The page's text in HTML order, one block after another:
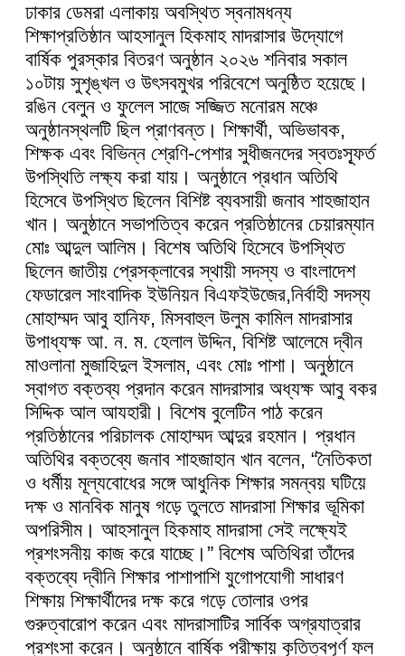
ঢাকার ডেমরা এলাকায় অবস্থিত স্বনামধন্য
শিক্ষাপ্রতিষ্ঠান আহসানুল হিকমাহ মাদরাসার উদ্যোগে
বার্ষিক পুরস্কার বিতরণ অনুষ্ঠান ২০২৬ শনিবার সকাল
১০টায় সুশৃঙ্খল ও উৎসবমুখর পরিবেশে অনুষ্ঠিত হয়েছে।
রঙিন বেলুন ও ফুলেল সাজে সজ্জিত মনোরম মঞ্চে
অনুষ্ঠানস্থলটি ছিল প্রাণবন্ত। শিক্ষার্থী, অভিভাবক,
শিক্ষক এবং বিভিন্ন শ্রেণি-পেশার সুধীজনদের স্বতঃস্ফূর্ত
উপস্থিতি লক্ষ্য করা যায়। অনুষ্ঠানে প্রধান অতিথি
হিসেবে উপস্থিত ছিলেন বিশিষ্ট ব্যবসায়ী জনাব শাহজাহান
খান। অনুষ্ঠানে সভাপতিত্ব করেন প্রতিষ্ঠানের চেয়ারম্যান
মোঃ আব্দুল আলিম। বিশেষ অতিথি হিসেবে উপস্থিত
ছিলেন জাতীয় প্রেসক্লাবের স্থায়ী সদস্য ও বাংলাদেশ
ফেডারেল সাংবাদিক ইউনিয়ন বিএফইউজের,নির্বাহী সদস্য
মোহাম্মদ আবু হানিফ, মিসবাহুল উলুম কামিল মাদরাসার
উপাধ্যক্ষ আ. ন. ম. হেলাল উদ্দিন, বিশিষ্ট আলেমে দ্বীন
মাওলানা মুজাহিদুল ইসলাম, এবং মোঃ পাশা। অনুষ্ঠানে
স্বাগত বক্তব্য প্রদান করেন মাদরাসার অধ্যক্ষ আবু বকর
সিদ্দিক আল আযহারী। বিশেষ বুলেটিন পাঠ করেন
প্রতিষ্ঠানের পরিচালক মোহাম্মদ আব্দুর রহমান। প্রধান
অতিথির বক্তব্যে জনাব শাহজাহান খান বলেন, “নৈতিকতা
ও ধর্মীয় মূল্যবোধের সঙ্গে আধুনিক শিক্ষার সমন্বয় ঘটিয়ে
দক্ষ ও মানবিক মানুষ গড়ে তুলতে মাদরাসা শিক্ষার ভূমিকা
অপরিসীম। আহসানুল হিকমাহ মাদরাসা সেই লক্ষ্যেই
প্রশংসনীয় কাজ করে যাচ্ছে।” বিশেষ অতিথিরা তাঁদের
বক্তব্যে দ্বীনি শিক্ষার পাশাপাশি যুগোপযোগী সাধারণ
শিক্ষায় শিক্ষার্থীদের দক্ষ করে গড়ে তোলার ওপর
গুরুত্বারোপ করেন এবং মাদরাসাটির সার্বিক অগ্রযাত্রার
প্রশংসা করেন। অনুষ্ঠানে বার্ষিক পরীক্ষায় কৃতিত্বপূর্ণ ফল